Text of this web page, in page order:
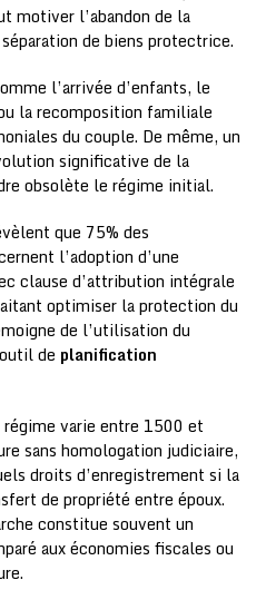
motiver l’abandon de la
de biens protectrice.
l’arrivée d’enfants, le
la recomposition familiale
du couple. De même, un
significative de la
obsolète le régime initial.
que 75% des
l’adoption d’une
clause d’attribution intégrale
optimiser la protection du
de l’utilisation du
de planification
régime varie entre 1500 et
sans homologation judiciaire,
droits d’enregistrement si la
de propriété entre époux.
constitue souvent un
aux économies fiscales ou